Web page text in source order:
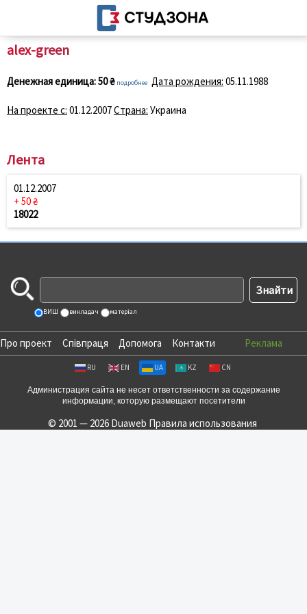
alex-green
Денежная единица:50 ₴ подробнее Дата рождения: 05.11.1988
На проекте с: 01.12.2007Страна: Украина
Лента
01.12.2007
+ 50 ₴
18022
ВИШ викладач матеріал
Про проект Співпраця Допомога Контакти Реклама
RU EN UA KZ CN
Администрация сайта не несет ответственности за содержание
информации, которую размещают посетители
© 2001 — 2026 Duaweb Правила использования